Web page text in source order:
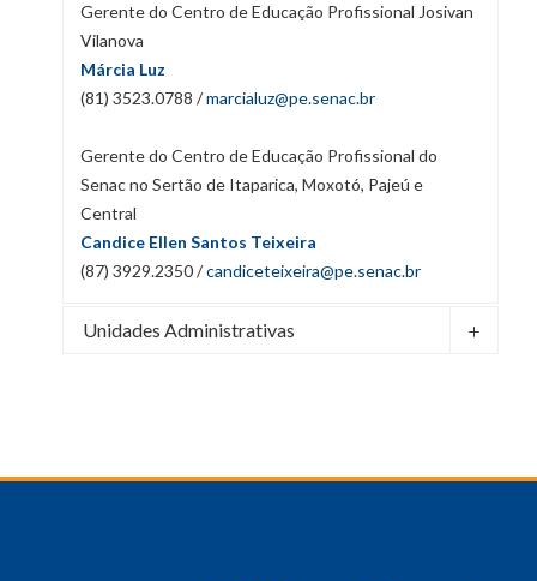
Gerente do Centro de Educação Profissional Josivan
Vilanova
Márcia Luz
(81) 3523.0788 /marcialuz@pe.senac.br
Gerente do Centro de Educação Profissional do
Senac no Sertão de Itaparica, Moxotó, Pajeú e
Central
Candice Ellen Santos Teixeira
(87) 3929.2350 /candiceteixeira@pe.senac.br
Unidades Administrativas